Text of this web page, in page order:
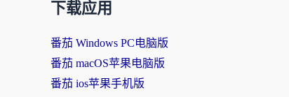
下载应用
番茄 Windows PC电脑版
番茄 macOS苹果电脑版
番茄 ios苹果手机版